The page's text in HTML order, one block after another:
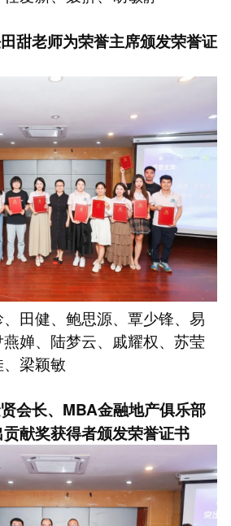
甜老师为荣誉主席颁发荣誉证
田健、鲍思源、覃少锋、易
婵、陆梦云、戚耀权、苏莹
梁颖敏
会长、MBA金融地产俱乐部
献奖获得者颁发荣誉证书